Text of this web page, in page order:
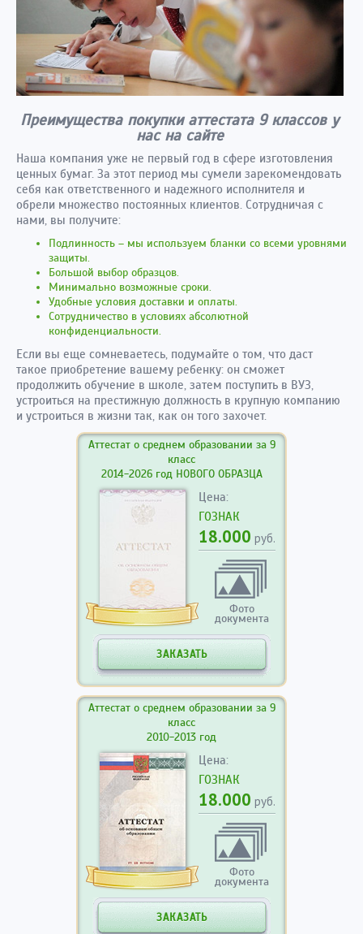
Преимущества покупки аттестата 9 классов у
нас на сайте
Наша компания уже не первый год в сфере изготовления
ценных бумаг. За этот период мы сумели зарекомендовать
себя как ответственного и надежного исполнителя и
обрели множество постоянных клиентов. Сотрудничая с
нами, вы получите:
Подлинность – мы используем бланки со всеми уровнями
защиты.
Большой выбор образцов.
Минимально возможные сроки.
Удобные условия доставки и оплаты.
Сотрудничество в условиях абсолютной
конфиденциальности.
Если вы еще сомневаетесь, подумайте о том, что даст
такое приобретение вашему ребенку: он сможет
продолжить обучение в школе, затем поступить в ВУЗ,
устроиться на престижную должность в крупную компанию
и устроиться в жизни так, как он того захочет.
Аттестат о среднем образовании за 9
класс
2014-2026 год НОВОГО ОБРАЗЦА
Цена:
ГОЗНАК
18.000 руб.
Фото
документа
ЗАКАЗАТЬ
Аттестат о среднем образовании за 9
класс
2010-2013 год
Цена:
ГОЗНАК
18.000 руб.
Фото
документа
ЗАКАЗАТЬ